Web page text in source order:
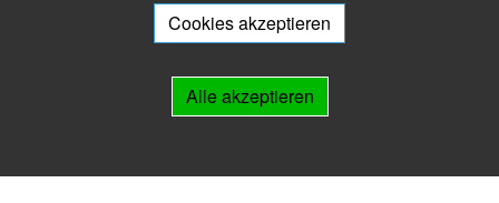
Ihnen beratend zur Seite.Cookies akzeptieren
Alle akzeptieren